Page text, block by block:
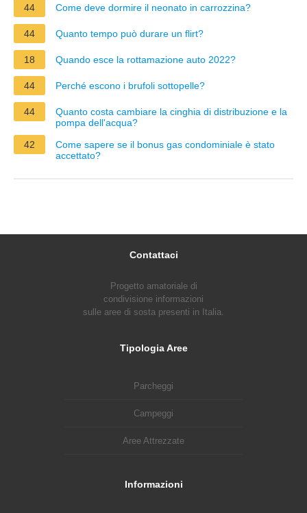
44
Come deve dormire il neonato in carrozzina?
44 Quanto tempo può durare un flirt?
18 Quando esce la rottamazione auto 2022?
44 Perché escono i brufoli sottopelle?
44
Quanto costa cambiare la cinghia di distribuzione e la
pompa dell'acqua?
42
Come sapere se il bonus gas condominiale è stato
accettato?
Contattaci
Progetto amatoriale di
condivisione informazioni
sulle aree di sosta presenti in Italia.
Tipologia Aree
Parcheggi
Campeggi
Aree Attrezzate
Informazioni